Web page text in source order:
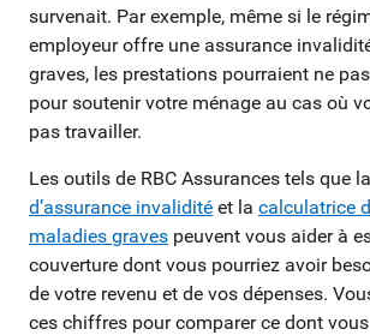
survenait. Par exemple, même si le
employeur offre une assurance
graves, les prestations pourraient ne
pour soutenir votre ménage au cas où
pas travailler.
Les outils de RBC Assurances tels que la
d’assurance invalidité et la calculatrice
maladies graves peuvent vous aider à
couverture dont vous pourriez avoir
de votre revenu et de vos dépenses.
ces chiffres pour comparer ce dont